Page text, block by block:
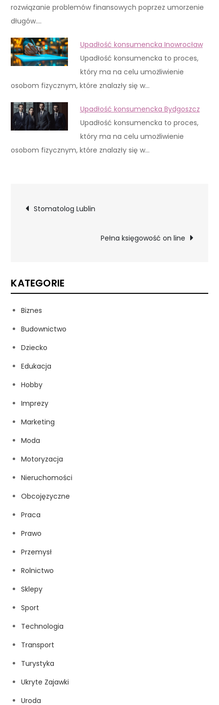
rozwiązanie problemów finansowych poprzez umorzenie
długów.…
Upadłość konsumencka Inowrocław
Upadłość konsumencka to proces,
który ma na celu umożliwienie
osobom fizycznym, które znalazły się w…
Upadłość konsumencka Bydgoszcz
Upadłość konsumencka to proces,
który ma na celu umożliwienie
osobom fizycznym, które znalazły się w…
Nawigacja
Stomatolog Lublin
Pełna księgowość on line
KATEGORIE
Biznes
Budownictwo
Dziecko
Edukacja
Hobby
Imprezy
Marketing
Moda
Motoryzacja
Nieruchomości
Obcojęzyczne
Praca
Prawo
Przemysł
Rolnictwo
Sklepy
Sport
Technologia
Transport
Turystyka
Ukryte Zajawki
Uroda